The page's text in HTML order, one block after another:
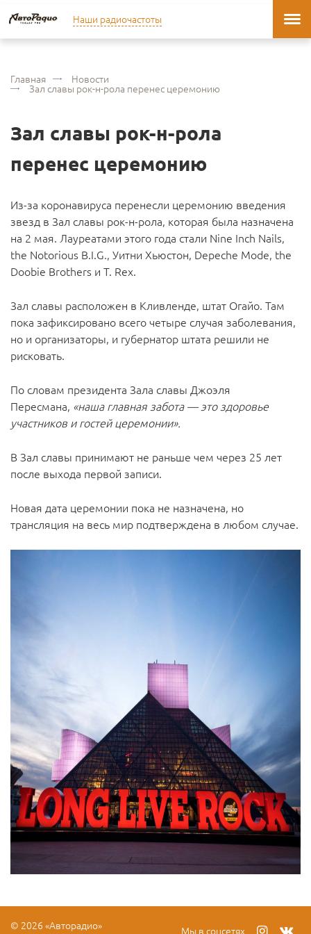
Наши радиочастоты
Главная Новости
Зал славы рок-н-рола перенес церемонию
Зал славы рок-н-рола
перенес церемонию
Из-за коронавируса перенесли церемонию введения
звезд в Зал славы рок-н-рола, которая была назначена
на 2 мая. Лауреатами этого года стали Nine Inch Nails,
the Notorious B.I.G., Уитни Хьюстон, Depeche Mode, the
Doobie Brothers и T. Rex.
Зал славы расположен в Кливленде, штат Огайо. Там
пока зафиксировано всего четыре случая заболевания,
но и организаторы, и губернатор штата решили не
рисковать.
По словам президента Зала славы Джоэля
Пересмана, «наша главная забота — это здоровье
участников и гостей церемонии».
В Зал славы принимают не раньше чем через 25 лет
после выхода первой записи.
Новая дата церемонии пока не назначена, но
трансляция на весь мир подтверждена в любом случае.
© 2026 «Авторадио» Мы в соцсетях